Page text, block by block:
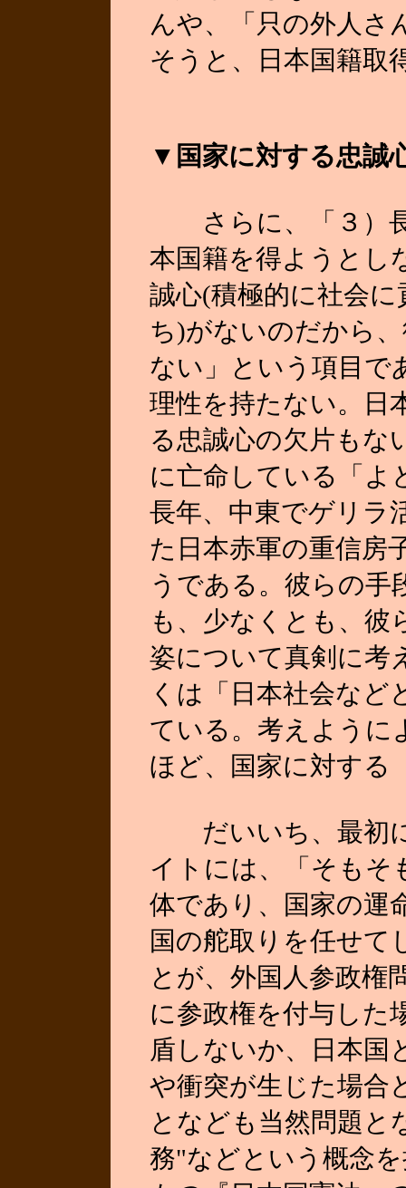
んや、「只の外人さ
そうと、日本国籍取
▼国家に対する忠誠
さらに、「３）長
本国籍を得ようとし
誠心(積極的に社会
ち)がないのだから
ない」という項目で
理性を持たない。日
る忠誠心の欠片もな
に亡命している「よ
長年、中東でゲリラ
た日本赤軍の重信房
うである。彼らの手
も、少なくとも、彼
姿について真剣に考
くは「日本社会など
ている。考えように
ほど、国家に対する
だいいち、最初
イトには、「そもそ
体であり、国家の運
国の舵取りを任せて
とが、外国人参政権
に参政権を付与した
盾しないか、日本国
や衝突が生じた場合
となども当然問題と
務"などという概念